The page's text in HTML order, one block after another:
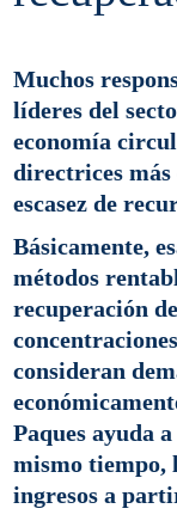
Muchos
líderes del
economía
directrices
escasez de
Básicamente,
métodos
recuperación
consideran
Paques ayuda
mismo tiempo,
ingresos a